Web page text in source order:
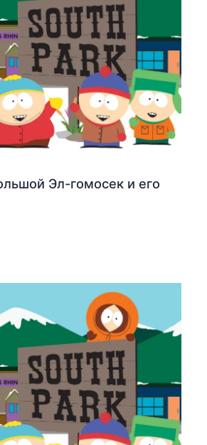
Эл-гомосек и его